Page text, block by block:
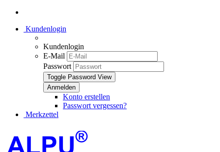
Kundenlogin
Kundenlogin
E-Mail
Passwort
Toggle Password View
Konto erstellen
Passwort vergessen?
Merkzettel